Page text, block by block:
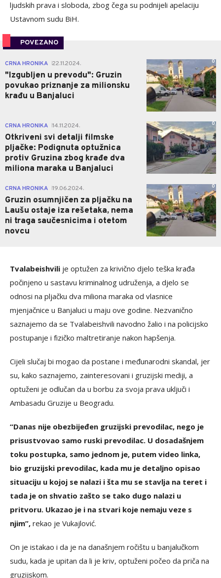
ljudskih prava i sloboda, zbog čega su podnijeli apelaciju
Ustavnom sudu BiH.
POVEZANO
CRNA HRONIKA 22.11.2024.
"Izgubljen u prevodu": Gruzin
povukao priznanje za milionsku
krađu u Banjaluci
0
CRNA HRONIKA 14.11.2024.
Otkriveni svi detalji filmske
pljačke: Podignuta optužnica
protiv Gruzina zbog krađe dva
miliona maraka u Banjaluci
0
CRNA HRONIKA 19.06.2024.
Gruzin osumnjičen za pljačku na
Laušu ostaje iza rešetaka, nema
ni traga saučesnicima i otetom
novcu
0
Tvalabeishvili je optužen za krivično djelo teška krađa
počinjeno u sastavu kriminalnog udruženja, a djelo se
odnosi na pljačku dva miliona maraka od vlasnice
mjenjačnice u Banjaluci u maju ove godine. Nezvanično
saznajemo da se Tvalabeishvili navodno žalio i na policijsko
postupanje i fizičko maltretiranje nakon hapšenja.
Cijeli slučaj bi mogao da postane i međunarodni skandal, jer
su, kako saznajemo, zainteresovani i gruzijski mediji, a
optuženi je odlučan da u borbu za svoja prava uključi i
Ambasadu Gruzije u Beogradu.
“Danas nije obezbijeđen gruzijski prevodilac, nego je
prisustvovao samo ruski prevodilac. U dosadašnjem
toku postupka, samo jednom je, putem video linka,
bio gruzijski prevodilac, kada mu je detaljno opisao
situaciju u kojoj se nalazi i šta mu se stavlja na teret i
tada je on shvatio zašto se tako dugo nalazi u
pritvoru. Ukazao je i na stvari koje nemaju veze s
njim”, rekao je Vukajlović.
On je istakao i da je na današnjem ročištu u banjalučkom
sudu, kada je upitan da li je kriv, optuženi počeo da priča na
gruzijskom.